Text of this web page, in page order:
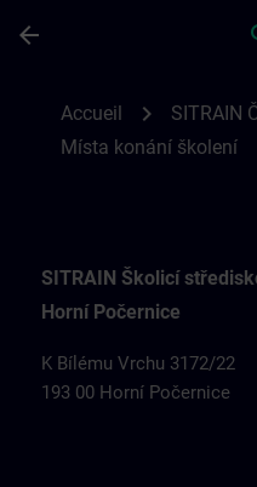
arrow_back
Accueil chevron_right SITRAIN
Místa konání školení
SITRAIN Školicí
Horní Počernice
K Bílému Vrchu 3172/22
193 00 Horní Počernice